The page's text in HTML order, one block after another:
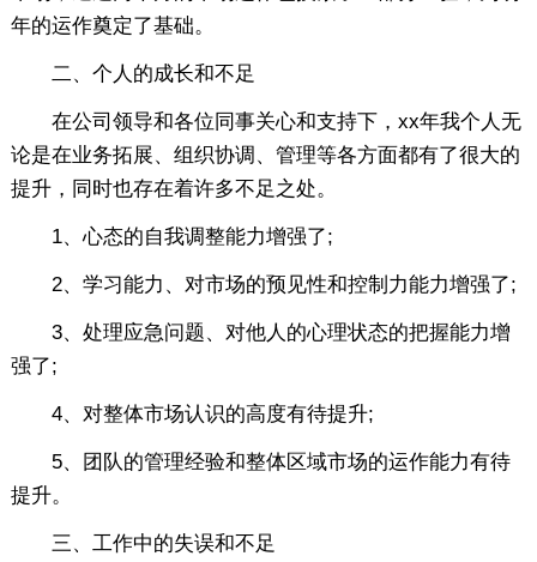
年的运作奠定了基础。
二、个人的成长和不足
在公司领导和各位同事关心和支持下，xx年我个人无
论是在业务拓展、组织协调、管理等各方面都有了很大的
提升，同时也存在着许多不足之处。
1、心态的自我调整能力增强了;
2、学习能力、对市场的预见性和控制力能力增强了;
3、处理应急问题、对他人的心理状态的把握能力增
强了;
4、对整体市场认识的高度有待提升;
5、团队的管理经验和整体区域市场的运作能力有待
提升。
三、工作中的失误和不足